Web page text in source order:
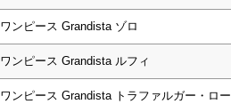
ワンピース Grandista ゾロ
ワンピース Grandista ルフィ
ワンピース Grandista トラファルガー・ロー